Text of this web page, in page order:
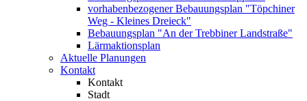
vorhabenbezogener Bebauungsplan "Töpchiner
Weg - Kleines Dreieck"
Bebauungsplan "An der Trebbiner Landstraße"
Lärmaktionsplan
Aktuelle Planungen
Kontakt
Kontakt
Stadt